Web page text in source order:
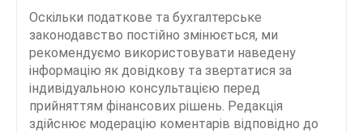
Оскільки податкове та бухгалтерське
законодавство постійно змінюється, ми
рекомендуємо використовувати наведену
інформацію як довідкову та звертатися за
індивідуальною консультацією перед
прийняттям фінансових рішень. Редакція
здійснює модерацію коментарів відповідно до